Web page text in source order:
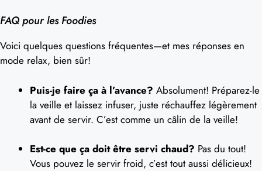
FAQ pour les Foodies
Voici quelques questions fréquentes—et mes réponses en
mode relax, bien sûr!
Puis-je faire ça à l’avance? Absolument! Préparez-le
la veille et laissez infuser, juste réchauffez légèrement
avant de servir. C’est comme un câlin de la veille!
Est-ce que ça doit être servi chaud? Pas du tout!
Vous pouvez le servir froid, c’est tout aussi délicieux!